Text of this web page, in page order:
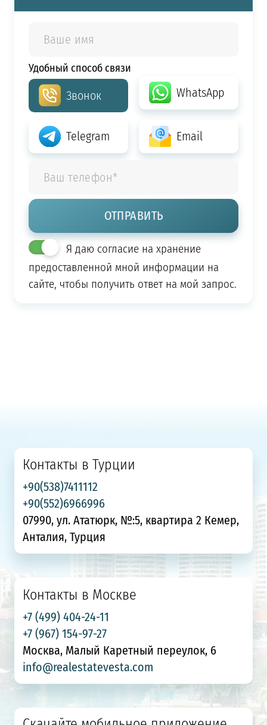
Удобный способ связи
Звонок WhatsApp
Telegram Email
Я даю согласие на хранение
предоставленной мной информации на
сайте, чтобы получить ответ на мой запрос.
Контакты в Турции
+90(538)7411112
+90(552)6966996
07990, ул. Ататюрк, №:5, квартира 2 Кемер,
Анталия, Турция
Контакты в Москве
+7 (499) 404-24-11
+7 (967) 154-97-27
Москва, Малый Каретный переулок, 6
info@realestatevesta.com